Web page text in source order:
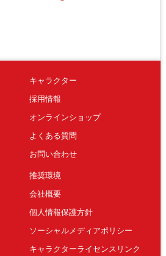
キャラクター
採用情報
オンラインショップ
よくある質問
お問い合わせ
推奨環境
会社概要
個人情報保護方針
ソーシャルメディアポリシー
キャラクターライセンスリンク